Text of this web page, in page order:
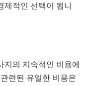
제적인 선택이 됩니
지의 지속적인 비용에
련된 유일한 비용은